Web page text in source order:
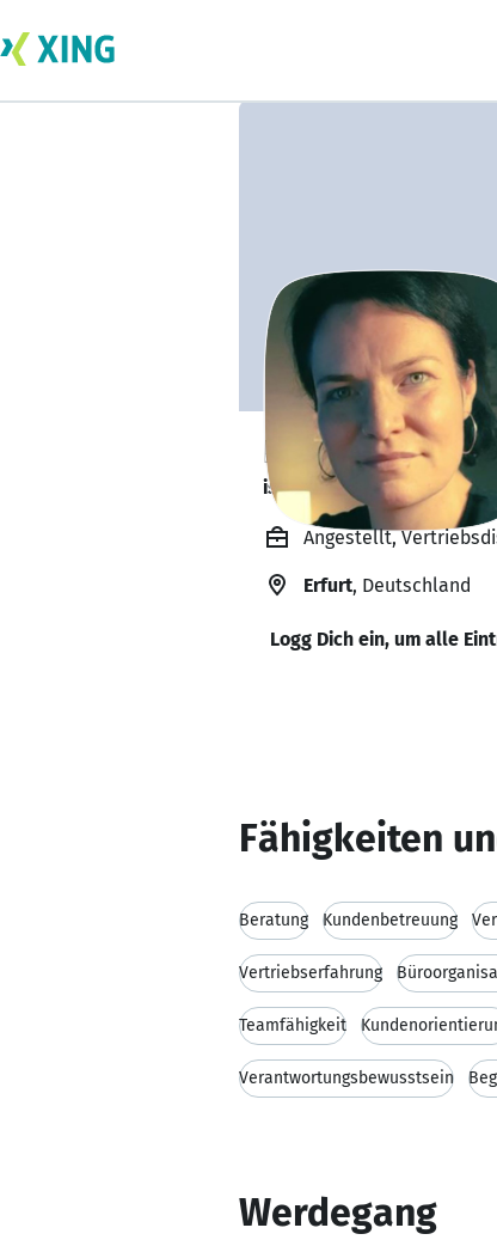
Diana Kirk-
ist offen für Projekte. 🔎
Angestellt,
Erfurt, Deutschland
Logg Dich ein, um alle
Fähigkeiten
Beratung Kundenbetreuung
Vertriebserfahrung
Teamfähigkeit
Verantwortungsbewusstsein
Werdegang